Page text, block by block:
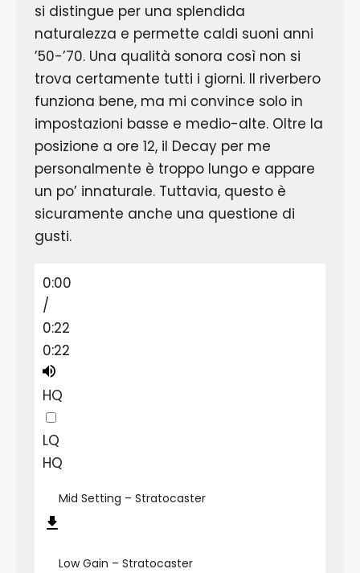
si distingue per una splendida
naturalezza e permette caldi suoni anni
’50-’70. Una qualità sonora così non si
trova certamente tutti i giorni. Il riverbero
funziona bene, ma mi convince solo in
impostazioni basse e medio-alte. Oltre la
posizione a ore 12, il Decay per me
personalmente è troppo lungo e appare
un po’ innaturale. Tuttavia, questo è
sicuramente anche una questione di
gusti.
0:00
/
0:22
0:22
HQ
LQ
HQ
Mid Setting – Stratocaster
Low Gain – Stratocaster